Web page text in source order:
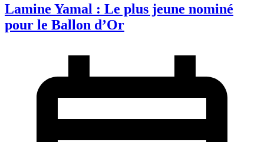
Lamine Yamal : Le plus jeune nominé
pour le Ballon d’Or